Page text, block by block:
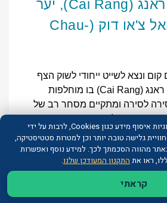
לקאי ראנג (Cai Rang), יער
טרה סו ואל צ'או דוק (Chau-
ונצא לשייט ייחודי לשוק הצף
האותנטי קאי ראנג (Cai Rang) בו מוחלפות
לסירה ומתקיים מסחר רב של
עם קמבודיה ובדרכנו אליה נעצור
ביער טרה סו (Tra Su Bird Sanctuary), המשמש
של אלפי חסידות, אנפות ועוד.
להתרשם מסוגים רבים של ציפורים.
באתר זה נעשה שימוש בטכנולוגיות איסוף מידע כגון Cookies, לרבות על ידי
גלישה טובה יותר וכן למטרות סטטיסטיקה,
מהווה הסכמתך לכך. למידע נוסף ואפשרות
ראו את התקנון המעודכן שלנו.
קראתי